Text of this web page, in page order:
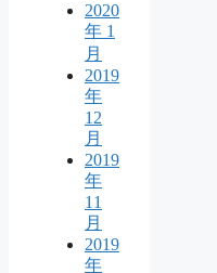
2020
年 1
月
2019
年
12
月
2019
年
11
月
2019
年